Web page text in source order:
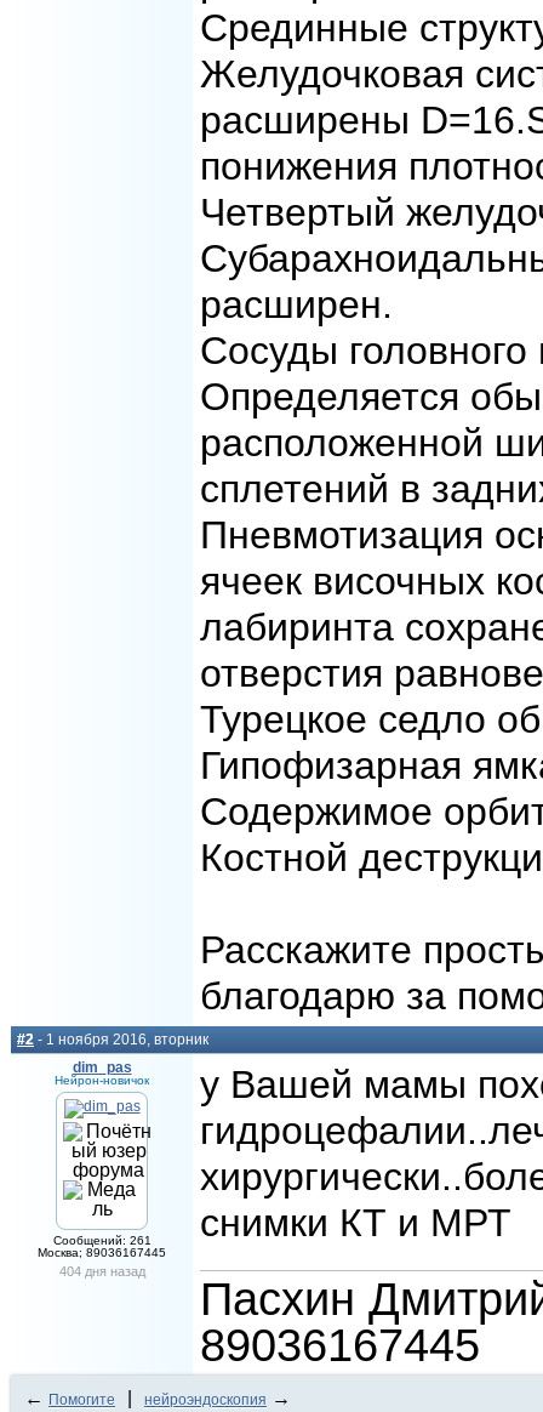
Срединные
Желудочковая
расширены
понижения
Четвертый
расширен.
Сосуды головного
Определяется
расположенной
сплетений в
Пневмотизация
ячеек височных
лабиринта
отверстия
Турецкое седло
Гипофизарная
Содержимое
Костной
Расскажите
благодарю за
#2 - 1 ноября 2016, вторник
dim_pas
Нейрон-новичок
Сообщений: 261
Москва; 89036167445
404 дня назад
у Вашей мамы
снимки КТ и МРТ
Пасхин
89036167445
← Помогите нейроэндоскопия →